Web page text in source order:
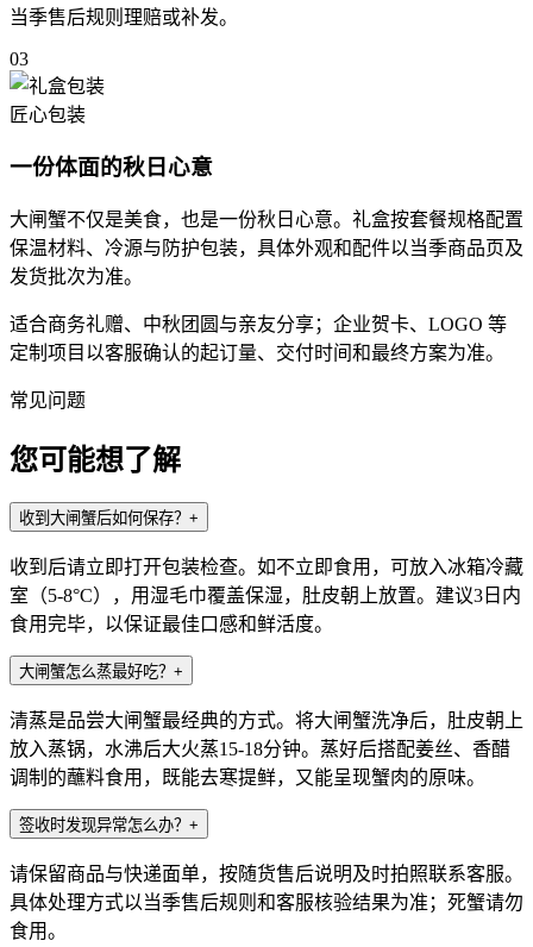
当季售后规则理赔或补发。
03
匠心包装
一份体面的秋日心意
大闸蟹不仅是美食，也是一份秋日心意。礼盒按套餐规格配置
保温材料、冷源与防护包装，具体外观和配件以当季商品页及
发货批次为准。
适合商务礼赠、中秋团圆与亲友分享；企业贺卡、LOGO 等
定制项目以客服确认的起订量、交付时间和最终方案为准。
常见问题
您可能想了解
收到大闸蟹后如何保存？ +
收到后请立即打开包装检查。如不立即食用，可放入冰箱冷藏
室（5-8°C），用湿毛巾覆盖保湿，肚皮朝上放置。建议3日内
食用完毕，以保证最佳口感和鲜活度。
大闸蟹怎么蒸最好吃？ +
清蒸是品尝大闸蟹最经典的方式。将大闸蟹洗净后，肚皮朝上
放入蒸锅，水沸后大火蒸15-18分钟。蒸好后搭配姜丝、香醋
调制的蘸料食用，既能去寒提鲜，又能呈现蟹肉的原味。
签收时发现异常怎么办？ +
请保留商品与快递面单，按随货售后说明及时拍照联系客服。
具体处理方式以当季售后规则和客服核验结果为准；死蟹请勿
食用。